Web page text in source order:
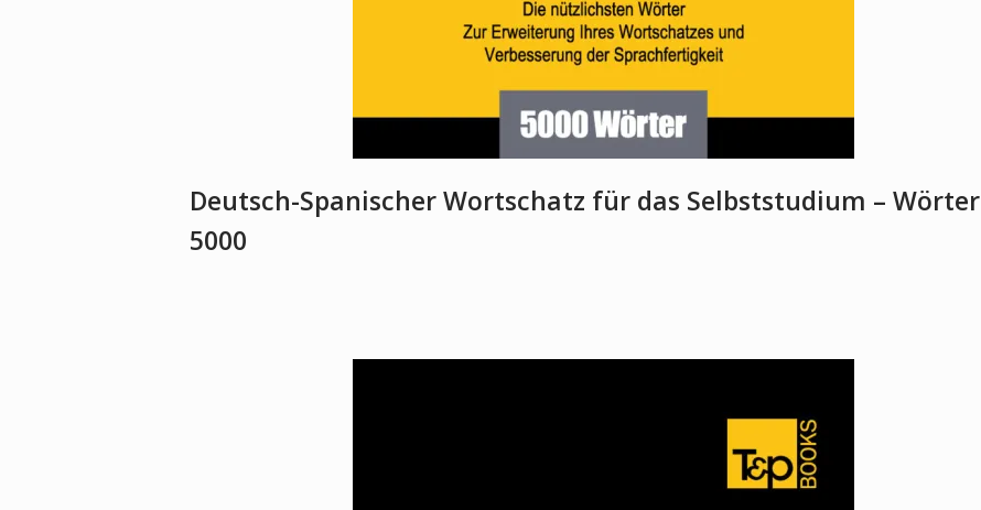
Deutsch-Spanischer Wortschatz für das Selbststudium – Wörter
5000